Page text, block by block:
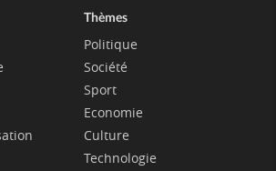
Thèmes
Politique
Société
Sport
Economie
Culture
Technologie